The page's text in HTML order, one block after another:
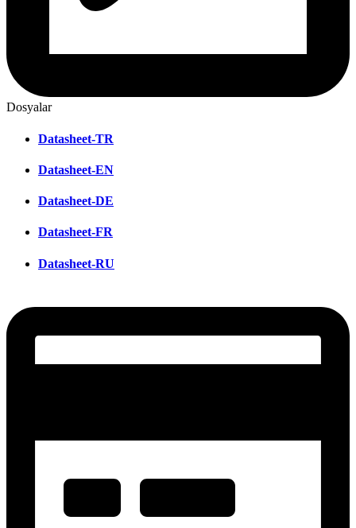
Dosyalar
Datasheet-TR
Datasheet-EN
Datasheet-DE
Datasheet-FR
Datasheet-RU